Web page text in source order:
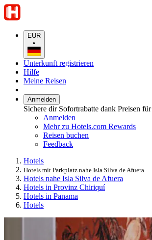
EUR
•
Unterkunft registrieren
Hilfe
Meine Reisen
Anmelden
Sichere dir Sofortrabatte dank Preisen
Anmelden
Mehr zu Hotels.com Rewards
Reisen buchen
Feedback
Hotels
Hotels mit Parkplatz nahe Isla Silva de Afuera
Hotels nahe Isla Silva de Afuera
Hotels in Provinz Chiriquí
Hotels in Panama
Hotels